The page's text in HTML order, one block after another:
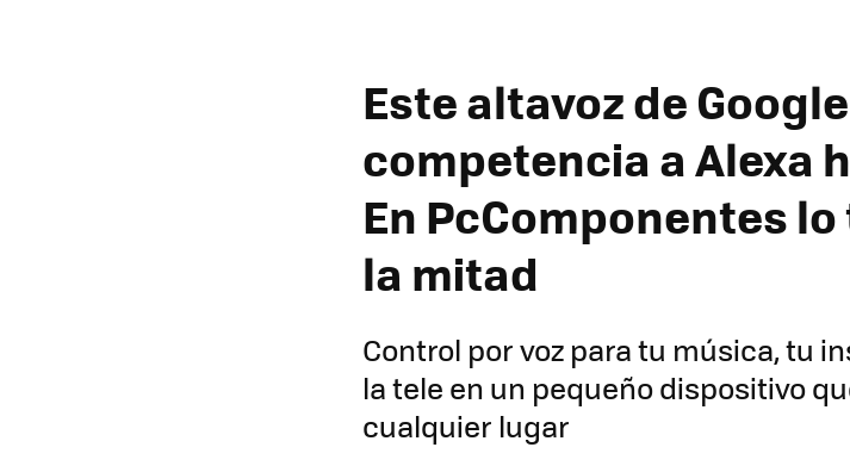
Este altavoz de
competencia a Alexa
En PcComponentes
la mitad
Control por voz para tu música, tu
la tele en un pequeño dispositivo
cualquier lugar